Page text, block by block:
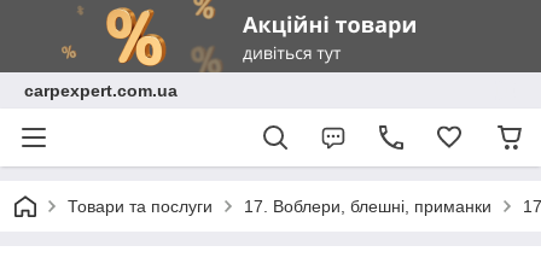
carpexpert.com.ua
Товари та послуги 17. Воблери, блешні, приманки